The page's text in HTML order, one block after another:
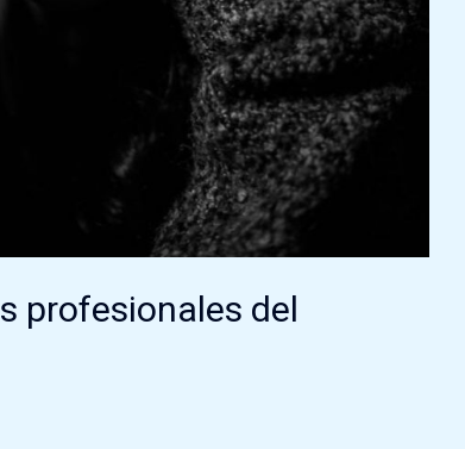
profesionales del